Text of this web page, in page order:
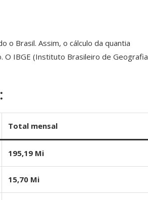
o Brasil. Assim, o cálculo da quantia
O IBGE (Instituto Brasileiro de Geografia
Total mensal
195,19 Mi
15,70 Mi